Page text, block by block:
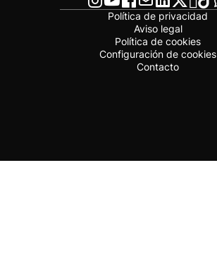
Política de privacidad
Aviso legal
Política de cookies
Configuración de cookies
Contacto